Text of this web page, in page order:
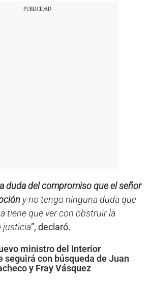
duda del compromiso que el señor
y no tengo ninguna duda que
tiene que ver con obstruir la
justicia”, declaró.
ministro del Interior
seguirá con búsqueda de Juan
y Fray Vásquez